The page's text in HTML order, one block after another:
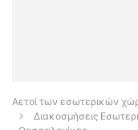
Αετοί των εσωτερικών
Διακοσμήσεις